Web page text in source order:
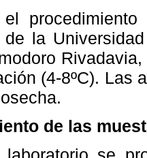
de la
(4-8ºC). Las
de las